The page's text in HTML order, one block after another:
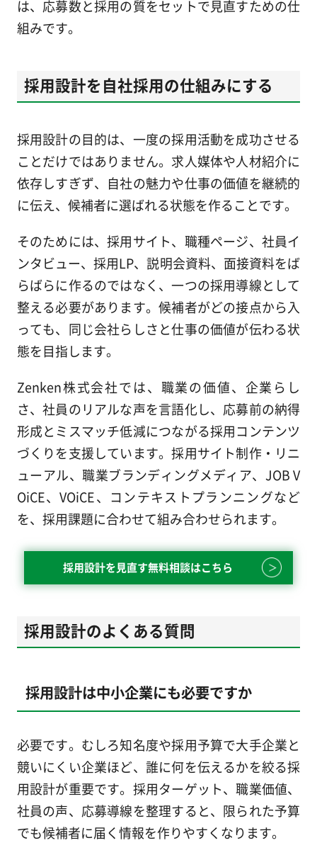
は、応募数と採用の質をセットで見直すための仕
組みです。
採用設計を自社採用の仕組みにする
採用設計の目的は、一度の採用活動を成功させる
ことだけではありません。求人媒体や人材紹介に
依存しすぎず、自社の魅力や仕事の価値を継続的
に伝え、候補者に選ばれる状態を作ることです。
そのためには、採用サイト、職種ページ、社員イ
ンタビュー、採用LP、説明会資料、面接資料をば
らばらに作るのではなく、一つの採用導線として
整える必要があります。候補者がどの接点から入
っても、同じ会社らしさと仕事の価値が伝わる状
態を目指します。
Zenken株式会社では、職業の価値、企業らし
さ、社員のリアルな声を言語化し、応募前の納得
形成とミスマッチ低減につながる採用コンテンツ
づくりを支援しています。採用サイト制作・リニ
ューアル、職業ブランディングメディア、JOB V
OiCE、VOiCE、コンテキストプランニングなど
を、採用課題に合わせて組み合わせられます。
採用設計を見直す無料相談はこちら
採用設計のよくある質問
採用設計は中小企業にも必要ですか
必要です。むしろ知名度や採用予算で大手企業と
競いにくい企業ほど、誰に何を伝えるかを絞る採
用設計が重要です。採用ターゲット、職業価値、
社員の声、応募導線を整理すると、限られた予算
でも候補者に届く情報を作りやすくなります。